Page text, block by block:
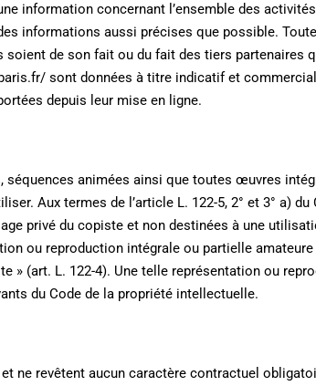
information concernant l’ensemble des
informations aussi précises que possible.
de son fait ou du fait des tiers
sont données à titre indicatif et
depuis leur mise en ligne.
animées ainsi que toutes œuvres
Aux termes de l’article L. 122-5, 2° et 3° a)
privé du copiste et non destinées à une
ou reproduction intégrale ou partielle
» (art. L. 122-4). Une telle représentation ou
du Code de la propriété intellectuelle.
ne revêtent aucun caractère contractuel